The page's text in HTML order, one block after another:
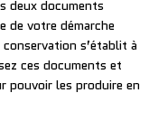
deux documents
de votre démarche
s’établit à
ces documents et
pouvoir les produire en